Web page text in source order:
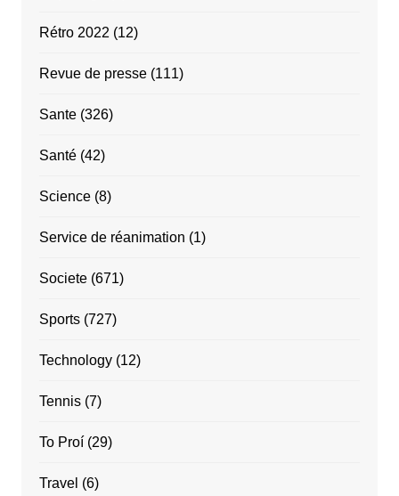
Rétro 2022 (12)
Revue de presse(111)
Sante(326)
Santé(42)
Science(8)
Service de réanimation (1)
Societe(671)
Sports(727)
Technology(12)
Tennis(7)
To Proí(29)
Travel (6)